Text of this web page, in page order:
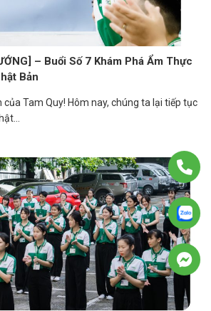
– Buổi Số 7 Khám Phá Ẩm Thực
Bản
của Tam Quy! Hôm nay, chúng ta lại tiếp tục